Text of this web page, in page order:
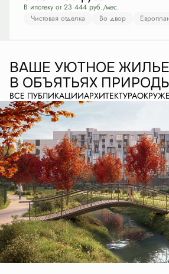
В ипотеку от 23 444 руб./мес.
Чистовая отделка
Во двор
ВАШЕ УЮТНОЕ ЖИЛЬЕ
В ОБЪЯТЬЯХ
ВСЕ ПУБЛИКАЦИИАРХИТЕКТУРА